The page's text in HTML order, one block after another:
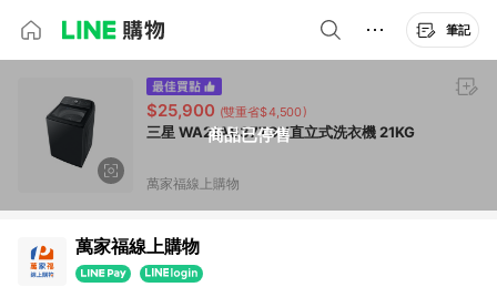
筆記
商品已停售
$25,900 (雙重省$4,500)
三星 WA21A8377GV直立式洗衣機 21KG
萬家福線上購物
萬家福線上購物